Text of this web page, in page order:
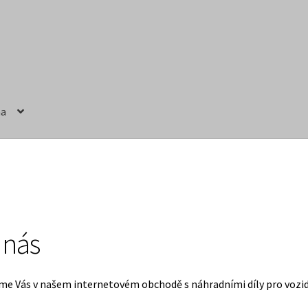
Vás v našem internetovém obchodě s náhradními díly pro